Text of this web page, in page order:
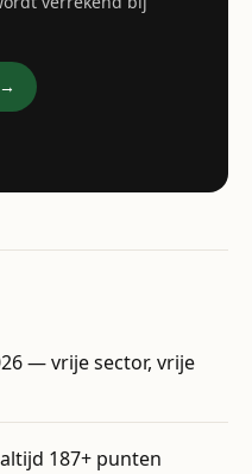
— vrije sector, vrije
187+ punten